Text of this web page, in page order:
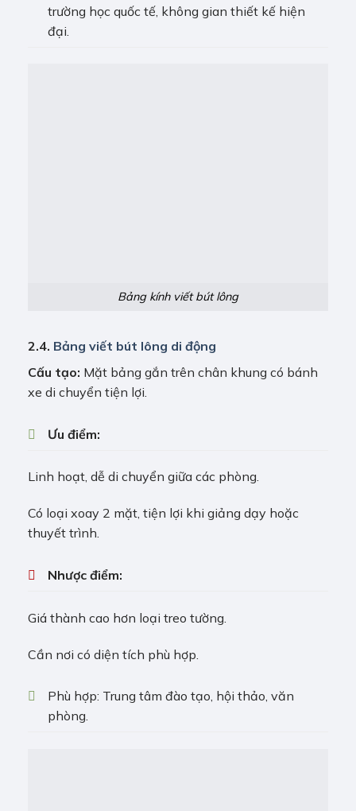
trường học quốc tế, không gian thiết kế hiện
đại.
Bảng kính viết bút lông
2.4. Bảng viết bút lông di động
Cấu tạo: Mặt bảng gắn trên chân khung có bánh
xe di chuyển tiện lợi.
Ưu điểm:
Linh hoạt, dễ di chuyển giữa các phòng.
Có loại xoay 2 mặt, tiện lợi khi giảng dạy hoặc
thuyết trình.
Nhược điểm:
Giá thành cao hơn loại treo tường.
Cần nơi có diện tích phù hợp.
Phù hợp: Trung tâm đào tạo, hội thảo, văn
phòng.